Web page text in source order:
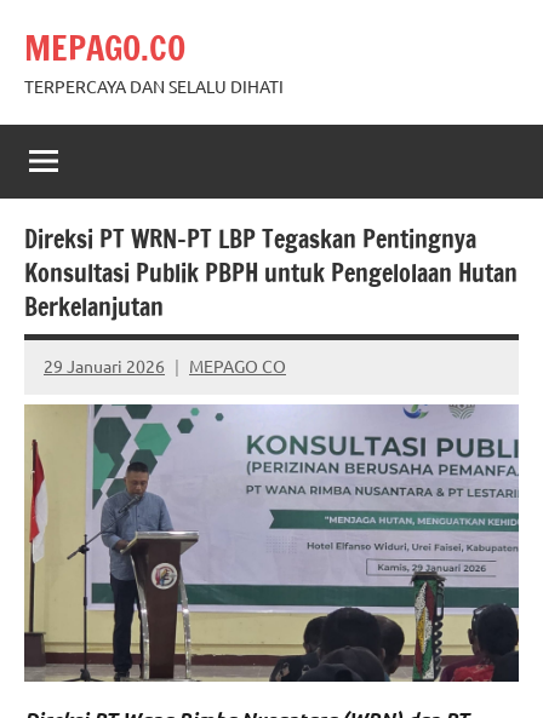
content
MEPAGO.CO
TERPERCAYA DAN SELALU DIHATI
Direksi PT WRN–PT LBP Tegaskan Pentingnya
Konsultasi Publik PBPH untuk Pengelolaan Hutan
Berkelanjutan
29 Januari 2026 MEPAGO CO
No
comments